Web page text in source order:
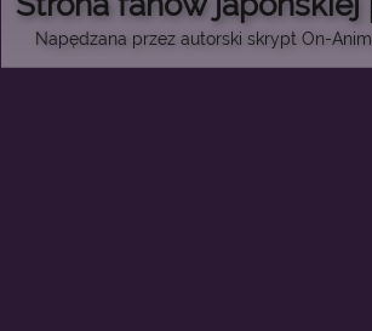
Napędzana przez autorski skrypt On-